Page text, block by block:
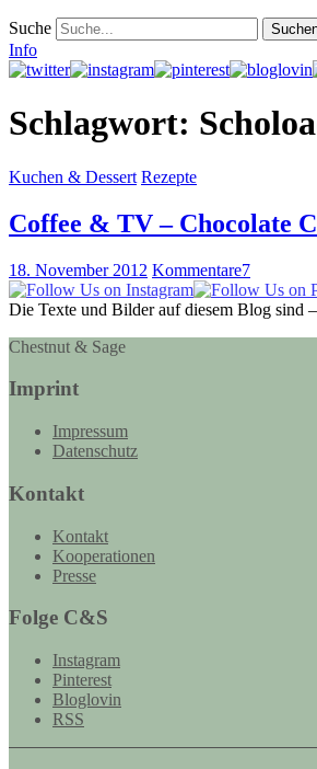
Suche
Info
Schlagwort:
Kuchen & Dessert Rezepte
Coffee & TV – Chocolate
18. November 2012 Kommentare7
Die Texte und Bilder auf diesem Blog sind
Chestnut & Sage
Imprint
Impressum
Datenschutz
Kontakt
Kontakt
Kooperationen
Presse
Folge C&S
Instagram
Pinterest
Bloglovin
RSS